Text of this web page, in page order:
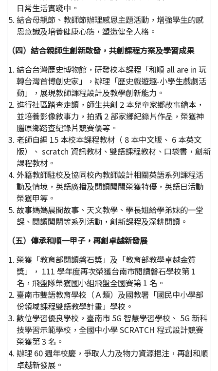
日常生活實踐中。
結合母親節、教師節辦理感恩主題活動，增強學生的感
恩意識及培養健康心態，塑造健全人格。
（四）結合親師生創新啟發，共創課程方案及學習成果
結合台灣歷史博物館，研發校本課程「和順 all are in 玩
轉台灣首博創史家」，辦理「歷史戲遊趣-小學生戲劇活
動」，展現教師課程設計及教學創新能力。
進行社區踏查走讀，師生共創 2 本兒童家鄉故事繪本，
並培養影像敘事力，拍攝 2 部家鄉紀錄片作品，榮獲神
腦原鄉踏查紀錄片競賽優等。
老師自編 15 本校本課程教材（ 8 本中文版、 6 本英文
版）、 scratch 資訊教材、雙語課程教材、口袋書，創新
課程教材。
外籍教師駐校及協同校內教師設計相關英語系列課程活
動及情境，英語廣播及閱讀闖關榮獲特優，英語日活動
榮獲甲等。
故事媽媽晨間故事、天文教學、學長姐給學弟妹的一堂
課、閱讀闖關等系列活動，創新課程及深耕閱讀。
（五）傳承和順一甲子，再創卓越新發展
榮獲「教育部閱讀磐石獎」及「教育部教學卓越金質
獎」， 111 學年度再次榮獲台南市閱讀磐石學校第 1
名，飛盤隊榮獲國小組飛盤全國賽第 1 名。
臺南市雙語教育學校（Ａ類）及國教署「國民中小學部
份領域課程雙語教學計畫」學校。
數位學習優良學校，臺南市 5G 智慧學習學校、 5G 新科
技學習示範學校，全國中小學 SCRATCH 程式設計競賽
榮獲第 3 名。
辦理 60 週年校慶，爭取人力及物力資源挹注，再創和順
卓越新發展。